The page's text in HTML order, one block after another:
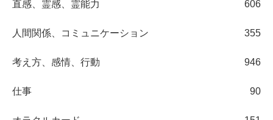
直感、霊感、霊能力 606
人間関係、コミュニケーション 355
考え方、感情、行動 946
仕事 90